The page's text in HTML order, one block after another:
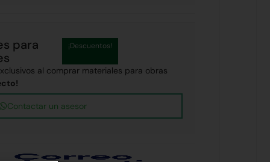
para
¡Descuentos!
al comprar materiales para obras
Contactar un asesor